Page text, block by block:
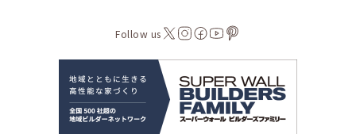
Follow us